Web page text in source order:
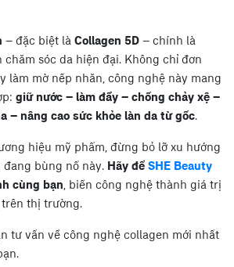
– đặc biệt là Collagen 5D – chính là
sóc da hiện đại. Không chỉ đơn
làm mờ nếp nhăn, công nghệ này mang
giữ nước – làm đầy – chống chảy xệ –
– nâng cao sức khỏe làn da từ gốc.
hiệu mỹ phẩm, đừng bỏ lỡ xu hướng
bùng nổ này. Hãy để SHE Beauty
cùng bạn, biến công nghệ thành giá trị
thị trường.
tư vấn về công nghệ collagen mới nhất